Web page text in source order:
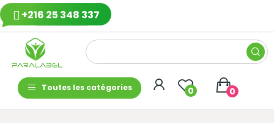
+216 25 348 337
Toutes les catégories 0 0